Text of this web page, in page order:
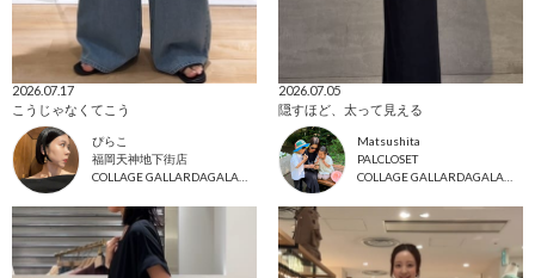
2026.07.17
こうじゃなくてこう
ぴらこ
福岡天神地下街店
COLLAGE GALLARDAGALANTE
2026.07.05
隠すほど、太って見える
Matsushita
PALCLOSET
COLLAGE GALLARDAGALANTE